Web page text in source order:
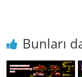
Bunları